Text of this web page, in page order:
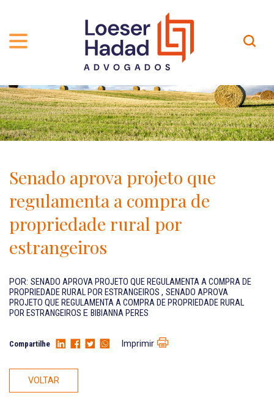
QUEM SOMOS
TRAJETÓRIA
INCLUSÃO E DIVERSIDADE
PRÊMIOS
NOSSA EQUIPE
ÁREAS DE ATUAÇÃO
PROFISSIONAIS
CARREIRA
Contato
Localização
EN-US
Senado aprova projeto que
regulamenta a compra de
propriedade rural por
estrangeiros
POR: SENADO APROVA PROJETO QUE REGULAMENTA A COMPRA DE
PROPRIEDADE RURAL POR ESTRANGEIROS , SENADO APROVA
PROJETO QUE REGULAMENTA A COMPRA DE PROPRIEDADE RURAL
POR ESTRANGEIROS E BIBIANNA PERES
Compartilhe Imprimir
VOLTAR